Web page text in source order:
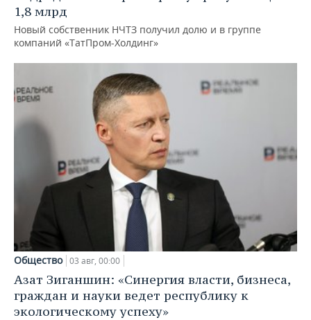
1,8 млрд
Новый собственник НЧТЗ получил долю и в группе
компаний «ТатПром-Холдинг»
Общество 03 авг, 00:00
Азат Зиганшин: «Синергия власти, бизнеса,
граждан и науки ведет республику к
экологическому успеху»